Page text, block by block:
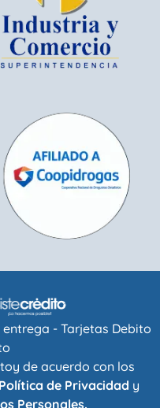
entrega - Tarjetas Debito
de acuerdo con los
Política de Privacidad y
Personales.